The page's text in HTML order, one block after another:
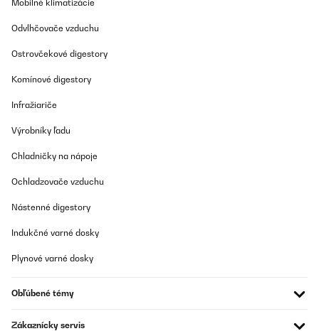
Mobilné klimatizácie
Odvlhčovače vzduchu
Ostrovčekové digestory
Komínové digestory
Infražiariče
Výrobníky ľadu
Chladničky na nápoje
Ochladzovače vzduchu
Nástenné digestory
Indukčné varné dosky
Plynové varné dosky
Obľúbené témy
Zákaznícky servis